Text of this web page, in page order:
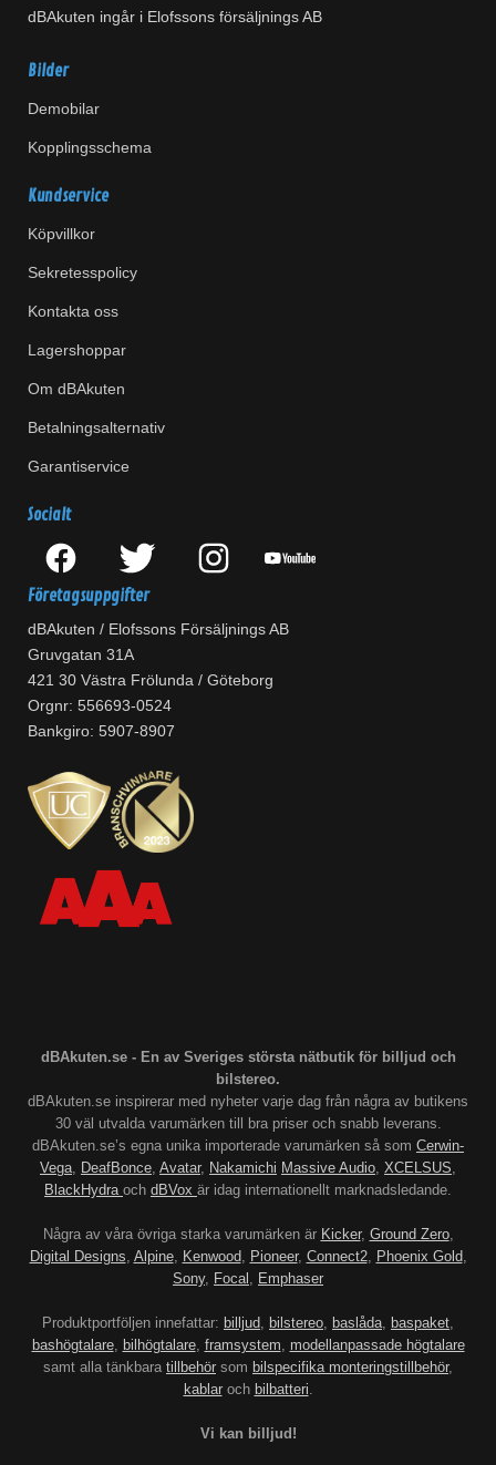
dBAkuten ingår i Elofssons försäljnings AB
Bilder
Demobilar
Kopplingsschema
Kundservice
Köpvillkor
Sekretesspolicy
Kontakta oss
Lagershoppar
Om dBAkuten
Betalningsalternativ
Garantiservice
Socialt
Företagsuppgifter
dBAkuten / Elofssons Försäljnings AB
Gruvgatan 31A
421 30 Västra Frölunda / Göteborg
Orgnr: 556693-0524
Bankgiro: 5907-8907
dBAkuten.se - En av Sveriges största nätbutik för billjud och
bilstereo.
dBAkuten.se inspirerar med nyheter varje dag från några av butikens
30 väl utvalda varumärken till bra priser och snabb leverans.
dBAkuten.se’s egna unika importerade varumärken så som Cerwin-
Vega, DeafBonce, Avatar, Nakamichi Massive Audio, XCELSUS,
BlackHydra och dBVox är idag internationellt marknadsledande.
Några av våra övriga starka varumärken är Kicker, Ground Zero,
Digital Designs, Alpine, Kenwood, Pioneer, Connect2, Phoenix Gold,
Sony, Focal , Emphaser
Produktportföljen innefattar: billjud, bilstereo, baslåda, baspaket,
bashögtalare, bilhögtalare, framsystem, modellanpassade högtalare
samt alla tänkbara tillbehör som bilspecifika monteringstillbehör,
kablaroch bilbatteri.
Vi kan billjud!